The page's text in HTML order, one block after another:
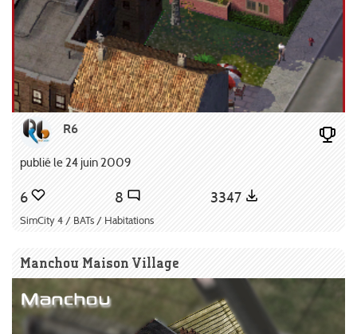
R6
publié le 24 juin 2009
6 8 3347
SimCity 4 / BATs / Habitations
Manchou Maison Village